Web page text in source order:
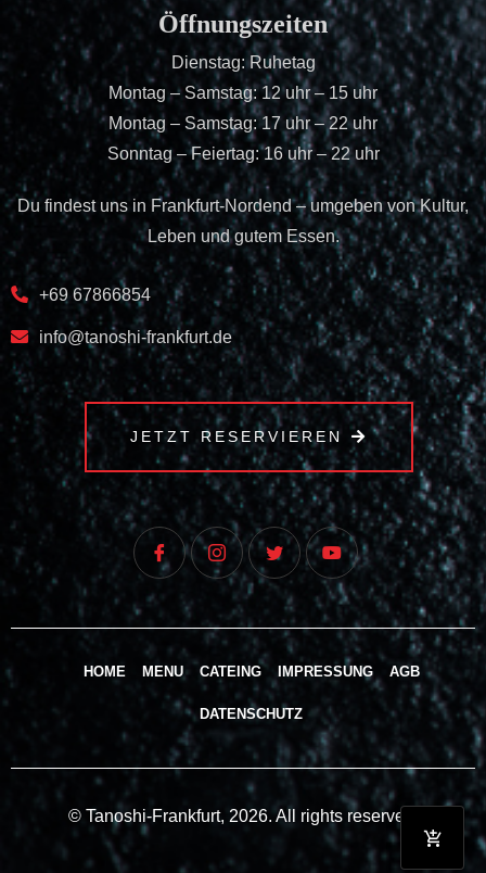
Öffnungszeiten
Dienstag: Ruhetag
Montag – Samstag: 12 uhr – 15 uhr
Montag – Samstag: 17 uhr – 22 uhr
Sonntag – Feiertag: 16 uhr – 22 uhr
Du findest uns in Frankfurt-Nordend – umgeben von Kultur,
Leben und gutem Essen.
+69 67866854
info@tanoshi-frankfurt.de
JETZT RESERVIEREN
HOME MENU CATEING IMPRESSUNG AGB
DATENSCHUTZ
© Tanoshi-Frankfurt, 2026. All rights reserved.